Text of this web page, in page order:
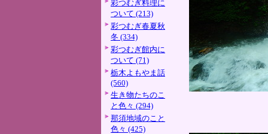
彩つむぎ料理に
ついて (213)
彩つむぎ春夏秋
冬 (334)
彩つむぎ館内に
ついて (71)
栃木よもやま話
(560)
生き物たちのこ
と色々 (294)
那須地域のこと
色々 (425)